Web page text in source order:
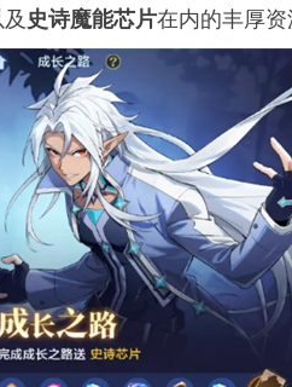
史诗魔能芯片在内的丰厚